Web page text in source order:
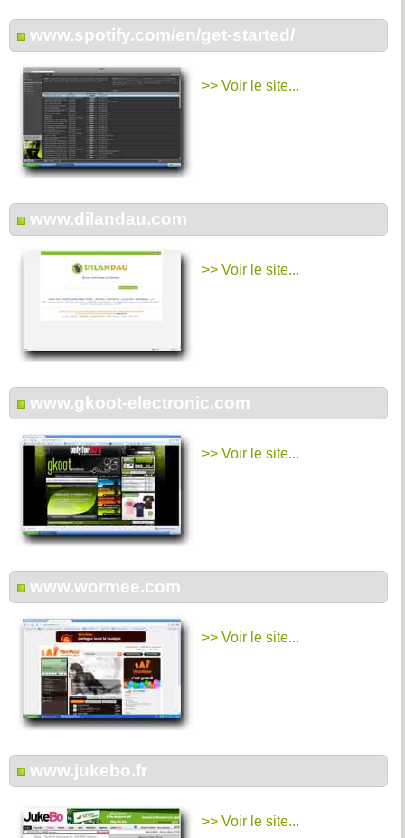
www.spotify.com/en/get-started/
>> Voir le site...
www.dilandau.com
>> Voir le site...
www.gkoot-electronic.com
>> Voir le site...
www.wormee.com
>> Voir le site...
www.jukebo.fr
>> Voir le site...